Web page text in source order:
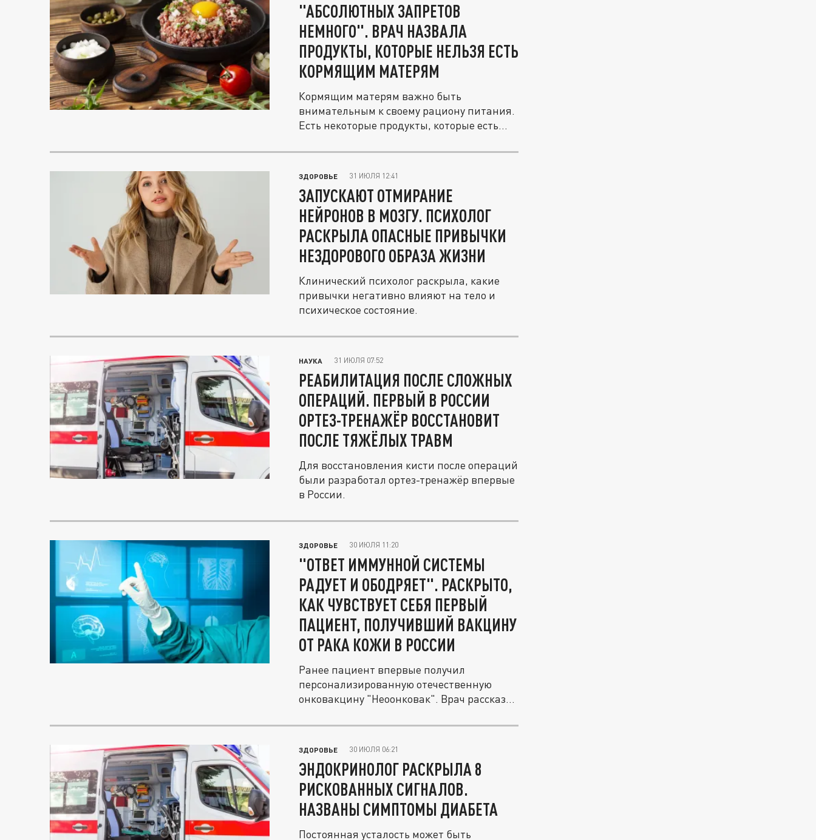
"АБСОЛЮТНЫХ ЗАПРЕТОВ
НЕМНОГО". ВРАЧ НАЗВАЛА
ПРОДУКТЫ, КОТОРЫЕ НЕЛЬЗЯ ЕСТЬ
КОРМЯЩИМ МАТЕРЯМ
Кормящим матерям важно быть
внимательным к своему рациону питания.
Есть некоторые продукты, которые есть
ЗДОРОВЬЕ 31 ИЮЛЯ 12:41
ЗАПУСКАЮТ ОТМИРАНИЕ
НЕЙРОНОВ В МОЗГУ. ПСИХОЛОГ
РАСКРЫЛА ОПАСНЫЕ ПРИВЫЧКИ
НЕЗДОРОВОГО ОБРАЗА ЖИЗНИ
Клинический психолог раскрыла, какие
привычки негативно влияют на тело и
психическое состояние.
НАУКА 31 ИЮЛЯ 07:52
РЕАБИЛИТАЦИЯ ПОСЛЕ СЛОЖНЫХ
ОПЕРАЦИЙ. ПЕРВЫЙ В РОССИИ
ОРТЕЗ-ТРЕНАЖЁР ВОССТАНОВИТ
ПОСЛЕ ТЯЖЁЛЫХ ТРАВМ
Для восстановления кисти после операций
были разработал ортез-тренажёр впервые
в России.
ЗДОРОВЬЕ 30 ИЮЛЯ 11:20
"ОТВЕТ ИММУННОЙ СИСТЕМЫ
РАДУЕТ И ОБОДРЯЕТ". РАСКРЫТО,
КАК ЧУВСТВУЕТ СЕБЯ ПЕРВЫЙ
ПАЦИЕНТ, ПОЛУЧИВШИЙ ВАКЦИНУ
ОТ РАКА КОЖИ В РОССИИ
Ранее пациент впервые получил
персонализированную отечественную
онковакцину "Неоонковак". Врач рассказал
ЗДОРОВЬЕ 30 ИЮЛЯ 06:21
ЭНДОКРИНОЛОГ РАСКРЫЛА 8
РИСКОВАННЫХ СИГНАЛОВ.
НАЗВАНЫ СИМПТОМЫ ДИАБЕТА
Постоянная усталость может быть